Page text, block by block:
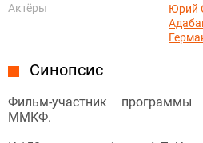
Актёры
Юрий
Синопсис
Фильм-участник программы
ММКФ.